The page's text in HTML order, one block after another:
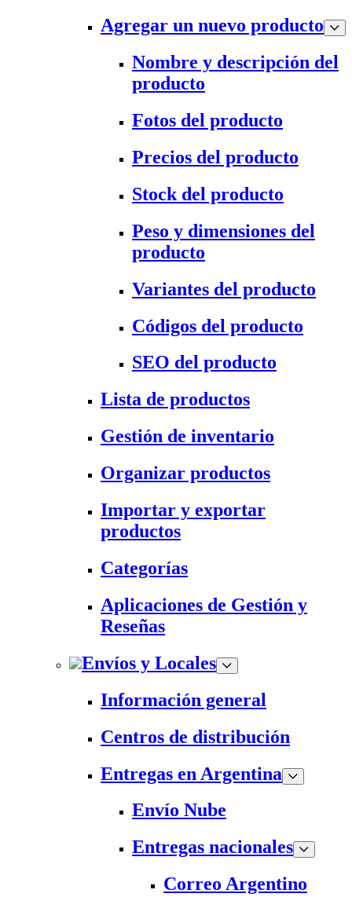
Agregar un nuevo producto
Nombre y descripción del
producto
Fotos del producto
Precios del producto
Stock del producto
Peso y dimensiones del
producto
Variantes del producto
Códigos del producto
SEO del producto
Lista de productos
Gestión de inventario
Organizar productos
Importar y exportar
productos
Categorías
Aplicaciones de Gestión y
Reseñas
Envíos y Locales
Información general
Centros de distribución
Entregas en Argentina
Envío Nube
Entregas nacionales
Correo Argentino